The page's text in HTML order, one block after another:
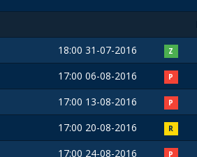
18:00 31-07-2016 Z
17:00 06-08-2016 P
17:00 13-08-2016 P
17:00 20-08-2016 R
17:00 24-08-2016 P